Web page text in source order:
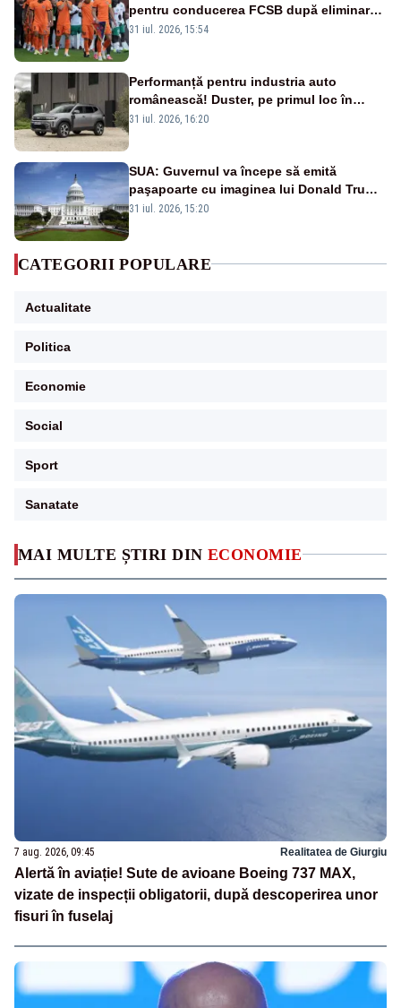
MAI MULTE ȘTIRI DIN ECONOMIE
7 aug. 2026, 09:45 Realitatea de Giurgiu
Alertă în aviație! Sute de avioane Boeing 737 MAX,
vizate de inspecții obligatorii, după descoperirea unor
fisuri în fuselaj
pentru conducerea FCSB după eliminarea
rușinoasă din Conference League
31 iul. 2026, 15:54
Performanță pentru industria auto
românească! Duster, pe primul loc în
topul vânzărilor din Ucraina
31 iul. 2026, 16:20
SUA: Guvernul va începe să emită
paşapoarte cu imaginea lui Donald Trump
începând cu 8 august
31 iul. 2026, 15:20
CATEGORII POPULARE
Actualitate
Politica
Economie
Social
Sport
Sanatate